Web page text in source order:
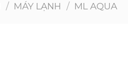
/ MÁY LẠNH / ML AQUA